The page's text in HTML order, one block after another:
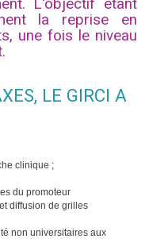
L'objectif étant
la reprise en
une fois le niveau
LE GIRCI A
clinique ;
du promoteur
diffusion de grilles
non universitaires aux